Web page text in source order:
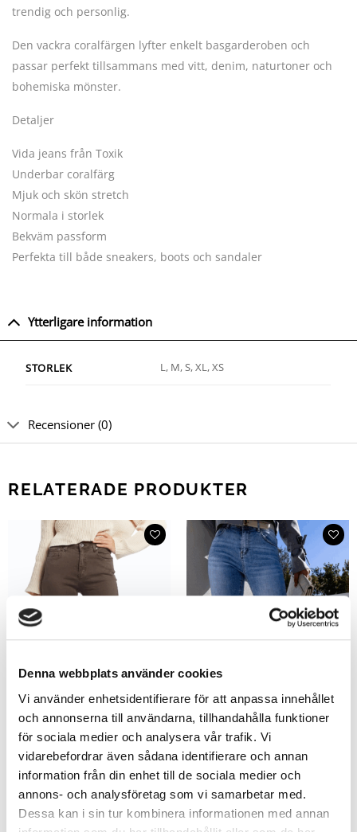
Denna webbplats använder cookies
Vi använder enhetsidentifierare för att anpassa innehållet
och annonserna till användarna, tillhandahålla funktioner
för sociala medier och analysera vår trafik. Vi
vidarebefordrar även sådana identifierare och annan
information från din enhet till de sociala medier och
annons- och analysföretag som vi samarbetar med.
Dessa kan i sin tur kombinera informationen med annan
trendig och personlig.
Den vackra coralfärgen lyfter enkelt basgarderoben och
passar perfekt tillsammans med vitt, denim, naturtoner och
bohemiska mönster.
Detaljer
Vida jeans från Toxik
Underbar coralfärg
Mjuk och skön stretch
Normala i storlek
Bekväm passform
Perfekta till både sneakers, boots och sandaler
Ytterligare information
STORLEK L, M, S, XL, XS
Recensioner (0)
RELATERADE PRODUKTER
Monique Utsvängda Jeans Tvättad
Brun
699kr
Nelly Tighta Stretchjeans